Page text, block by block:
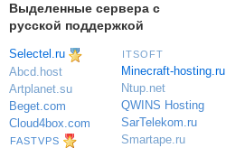
Выделенные сервера с
русской поддержкой
Selectel.ru
Abcd.host
Artplanet.su
Beget.com
Cloud4box.com
FASTVPS
ITSOFT
Minecraft-hosting.ru
Ntup.net
QWINS Hosting
SarTelekom.ru
Smartape.ru